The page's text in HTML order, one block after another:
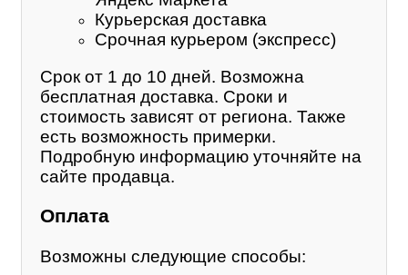
Курьерская доставка
Срочная курьером (экспресс)
Срок от 1 до 10 дней. Возможна
бесплатная доставка. Сроки и
стоимость зависят от региона. Также
есть возможность примерки.
Подробную информацию уточняйте на
сайте продавца.
Оплата
Возможны следующие способы: